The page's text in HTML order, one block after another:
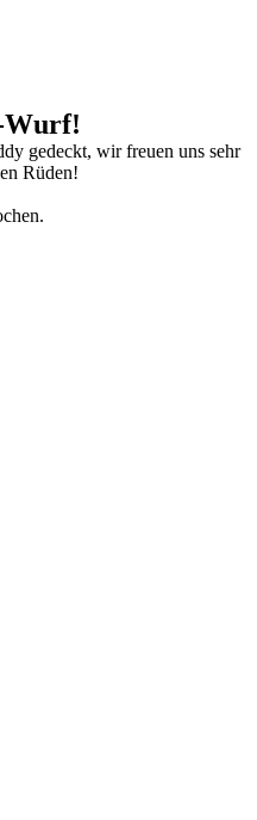
Wurf!
gedeckt, wir freuen uns sehr
Rüden!